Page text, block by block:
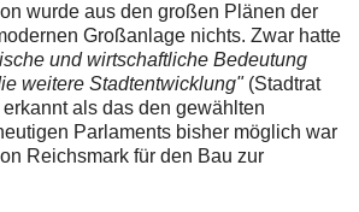
wurde aus den großen Plänen der
Großanlage nichts. Zwar hatte
und wirtschaftliche Bedeutung
weitere Stadtentwicklung"(Stadtrat
als das den gewählten
Parlaments bisher möglich war
Reichsmark für den Bau zur